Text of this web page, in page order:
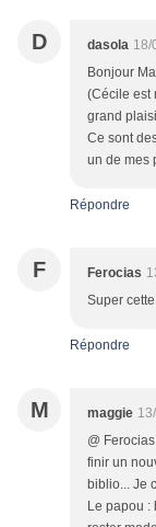
D dasola 18/
Bonjour
(Cécile est
grand
Ce sont
un de mes
Répondre
F Ferocias
Super
Répondre
M maggie
@
finir un
biblio... Je
Le papou :